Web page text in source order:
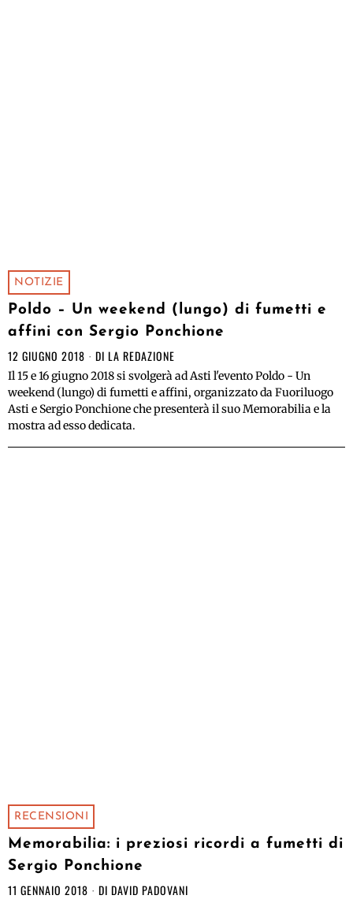
NOTIZIE
Poldo – Un weekend (lungo) di fumetti e
affini con Sergio Ponchione
12 GIUGNO 2018 DI LA REDAZIONE
Il 15 e 16 giugno 2018 si svolgerà ad Asti l'evento Poldo - Un
weekend (lungo) di fumetti e affini, organizzato da Fuoriluogo
Asti e Sergio Ponchione che presenterà il suo Memorabilia e la
mostra ad esso dedicata.
RECENSIONI
Memorabilia: i preziosi ricordi a fumetti di
Sergio Ponchione
11 GENNAIO 2018 DI DAVID PADOVANI